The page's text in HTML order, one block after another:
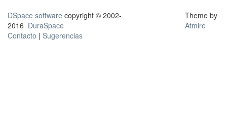
DSpace software copyright © 2002-
2016 DuraSpace
Contacto | Sugerencias
Theme by
Atmire